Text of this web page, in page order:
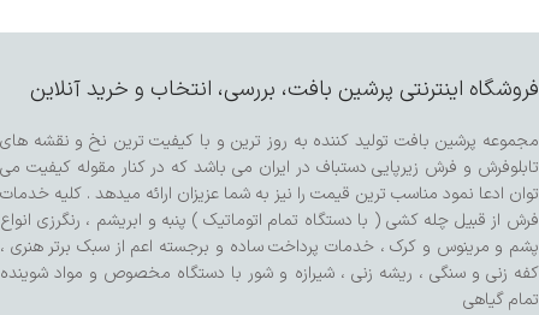
فروشگاه اینترنتی پرشین بافت، بررسی، انتخاب و خرید آنلاین
مجموعه پرشین بافت تولید کننده به روز ترین و با کیفیت ترین نخ و نقشه های
تابلوفرش و فرش زیرپایی دستباف در ایران می باشد که در کنار مقوله کیفیت می
توان ادعا نمود مناسب ترین قیمت را نیز به شما عزیزان ارائه میدهد . کلیه خدمات
فرش از قبیل چله کشی ( با دستگاه تمام اتوماتیک ) پنبه و ابریشم ، رنگرزی انواع
پشم و مرینوس و کرک ، خدمات پرداخت ساده و برجسته اعم از سبک برتر هنری ،
کفه زنی و سنگی ، ریشه زنی ، شیرازه و شور با دستگاه مخصوص و مواد شوینده
تمام گیاهی